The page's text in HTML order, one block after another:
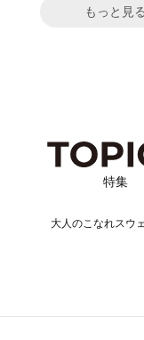
もっと見る
特集